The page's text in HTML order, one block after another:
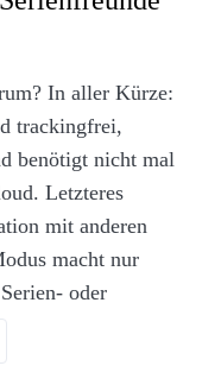
ihre authentische
Szenenbild den
Walzer-Takt
Jugendkultur
Erzählung ein
und macht
juristische und
Frauen in den
In aller Kürze:
trackingfrei,
benötigt nicht mal
Letzteres
mit anderen
macht nur
oder
wurden. Die
z.B. letterboxd